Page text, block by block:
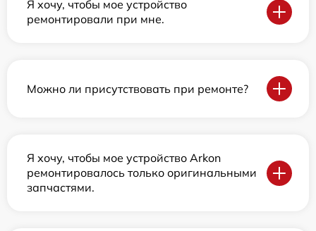
Я хочу, чтобы мое устройство
ремонтировали при мне.
Можно ли присутствовать при ремонте?
Я хочу, чтобы мое устройство Arkon
ремонтировалось только оригинальными
запчастями.